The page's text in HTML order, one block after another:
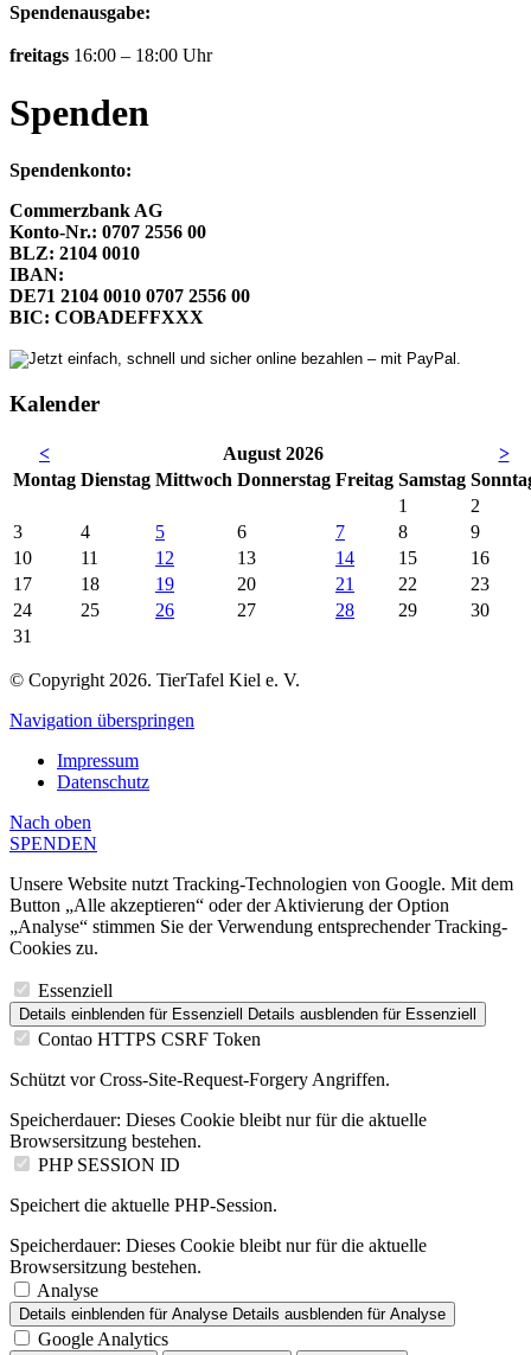
Spendenausgabe:
freitags 16:00 – 18:00 Uhr
Spenden
Spendenkonto:
Commerzbank AG
Konto-Nr.: 0707 2556 00
BLZ: 2104 0010
IBAN:
DE71 2104 0010 0707 2556 00
BIC: COBADEFFXXX
Kalender
< August 2026
>
Montag Dienstag Mittwoch Donnerstag Freitag Samstag So
1
2
3
4 5 6 7 8
9
10
11 12 13 14 15
16
17
18 19 20 21 22
23
24
25 26 27 28 29
30
31
© Copyright 2026. TierTafel Kiel e. V.
Navigation überspringen
Impressum
Datenschutz
Nach oben
SPENDEN
Unsere Website nutzt Tracking-Technologien von Google. Mit dem
Button „Alle akzeptieren“ oder der Aktivierung der Option
„Analyse“ stimmen Sie der Verwendung entsprechender Tracking-
Cookies zu.
Essenziell
Details einblenden für Essenziell Details ausblenden für Essenziell
Contao HTTPS CSRF Token
Schützt vor Cross-Site-Request-Forgery Angriffen.
Speicherdauer: Dieses Cookie bleibt nur für die aktuelle
Browsersitzung bestehen.
PHP SESSION ID
Speichert die aktuelle PHP-Session.
Speicherdauer: Dieses Cookie bleibt nur für die aktuelle
Browsersitzung bestehen.
Analyse
Details einblenden für Analyse Details ausblenden für Analyse
Google Analytics